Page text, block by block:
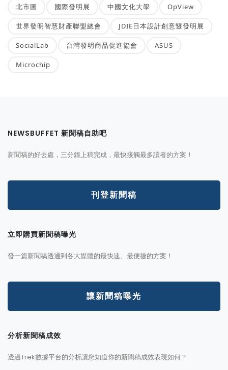
北市圖 國際發明展 中國文化大學 OpView
世界發明智慧財產聯盟總會 JDIE日本設計創意暨發明展
SocialLab 台灣發明商品促進協會 ASUS
Microchip
NEWSBUFFET 新聞稿自助吧
新聞稿的好去處，三分鐘上稿完成，最快接觸最多讀者的方案！
刊登新聞稿
立即購買新聞稿曝光
發一篇新聞稿透通到各大媒體的最快速、最便捷的方案！
讓新聞稿曝光
分析新聞稿成效
透過Trek數據平台的分析讓您知道你的新聞稿成效表現如何？